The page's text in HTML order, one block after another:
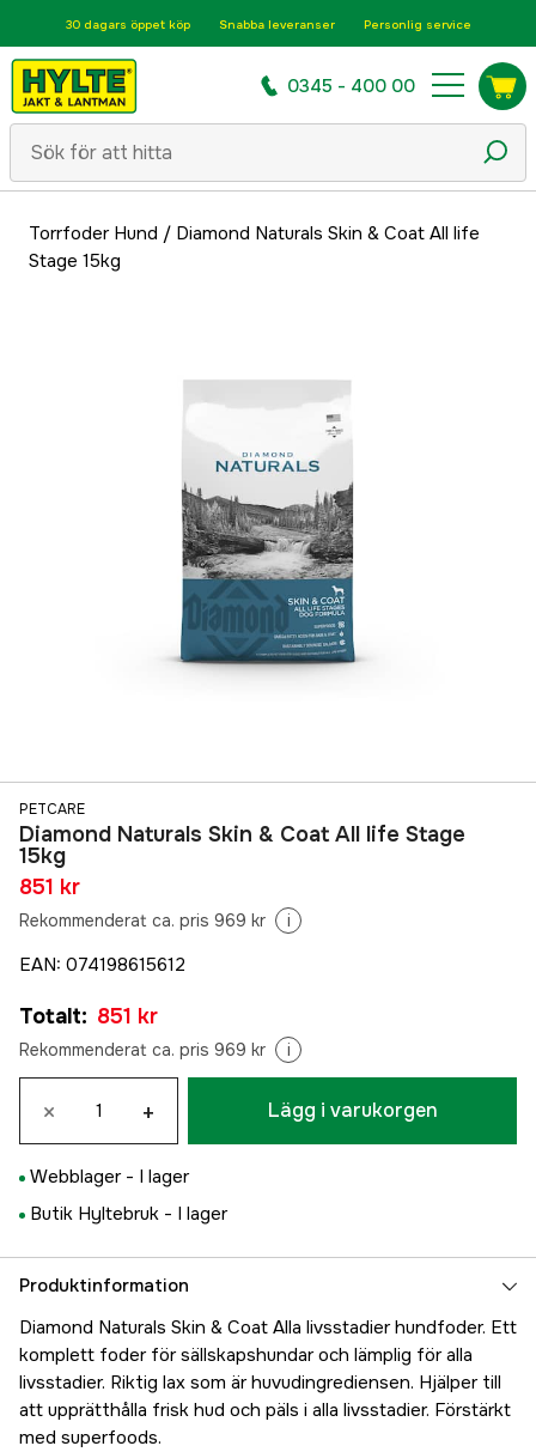
30 dagars öppet köp Snabba leveranser Personlig service
0345 - 400 00
Torrfoder Hund / Diamond Naturals Skin & Coat All life
Stage 15kg
PETCARE
Diamond Naturals Skin & Coat All life Stage
15kg
851 kr
Rekommenderat ca. pris 969 kr i
EAN: 074198615612
Totalt: 851 kr
Rekommenderat ca. pris 969 kr i
× + Lägg i varukorgen
Webblager - I lager
Butik Hyltebruk - I lager
Produktinformation
Diamond Naturals Skin & Coat Alla livsstadier hundfoder. Ett
komplett foder för sällskapshundar och lämplig för alla
livsstadier. Riktig lax som är huvudingrediensen. Hjälper till
att upprätthålla frisk hud och päls i alla livsstadier. Förstärkt
med superfoods.